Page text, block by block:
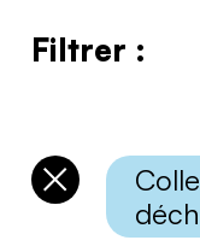
Filtrer :
Désélectionner
les
catégories